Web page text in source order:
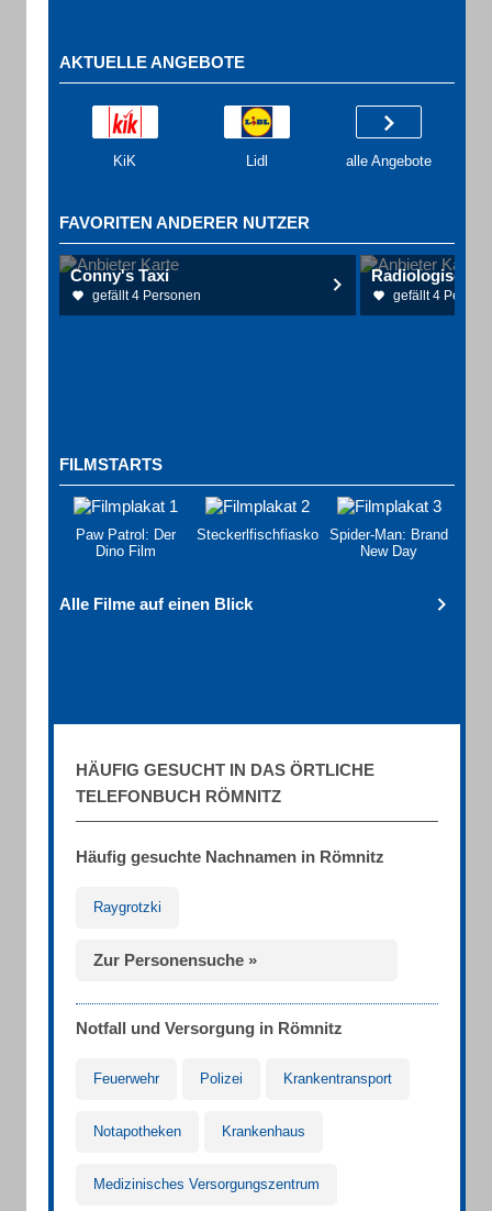
AKTUELLE ANGEBOTE
KiK Lidl alle Angebote
FAVORITEN ANDERER NUTZER
Conny's Taxi
gefällt 4 Personen gefällt 4
FILMSTARTS
Paw Patrol: Der
Dino Film
Steckerlfischfiasko
Spider-Man: Brand
New Day
Alle Filme auf einen Blick
HÄUFIG GESUCHT IN DAS ÖRTLICHE
TELEFONBUCH RÖMNITZ
Häufig gesuchte Nachnamen in Römnitz
Raygrotzki
Zur Personensuche »
Notfall und Versorgung in Römnitz
Feuerwehr Polizei Krankentransport
Notapotheken Krankenhaus
Medizinisches Versorgungszentrum